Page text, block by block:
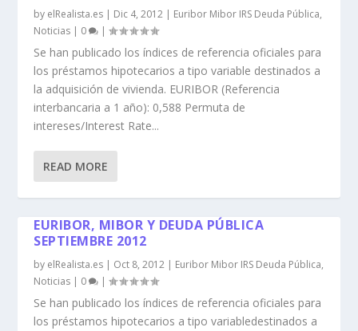
by elRealista.es | Dic 4, 2012 | Euribor Mibor IRS Deuda Pública,
Noticias | 0 |
Se han publicado los índices de referencia oficiales para
los préstamos hipotecarios a tipo variable destinados a
la adquisición de vivienda. EURIBOR (Referencia
interbancaria a 1 año): 0,588 Permuta de
intereses/Interest Rate...
READ MORE
EURIBOR, MIBOR Y DEUDA PÚBLICA
SEPTIEMBRE 2012
by elRealista.es | Oct 8, 2012 | Euribor Mibor IRS Deuda Pública,
Noticias | 0 |
Se han publicado los índices de referencia oficiales para
los préstamos hipotecarios a tipo variabledestinados a